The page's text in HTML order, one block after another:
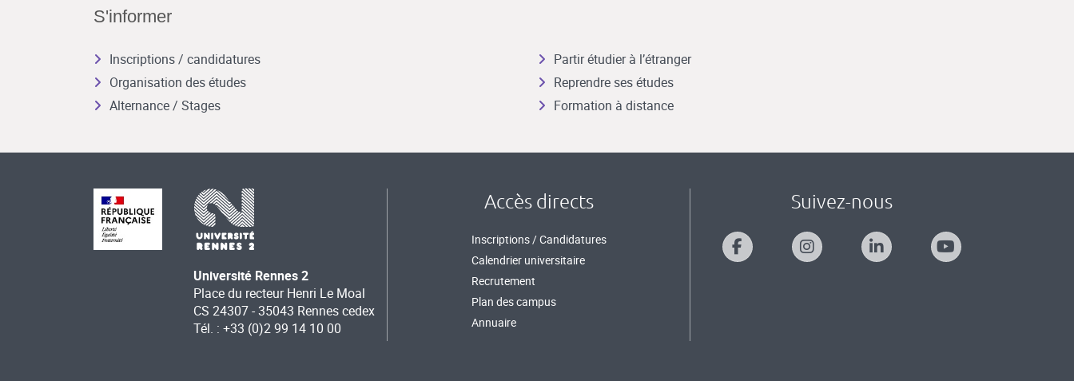
S'informer
Inscriptions / candidatures
Organisation des études
Alternance / Stages
Partir étudier à l’étranger
Reprendre ses études
Formation à distance
Université Rennes 2
Place du recteur Henri Le Moal
CS 24307 - 35043 Rennes cedex
Tél. : +33 (0)2 99 14 10 00
Accès directs
Inscriptions / Candidatures
Calendrier universitaire
Recrutement
Plan des campus
Annuaire
Suivez-nous